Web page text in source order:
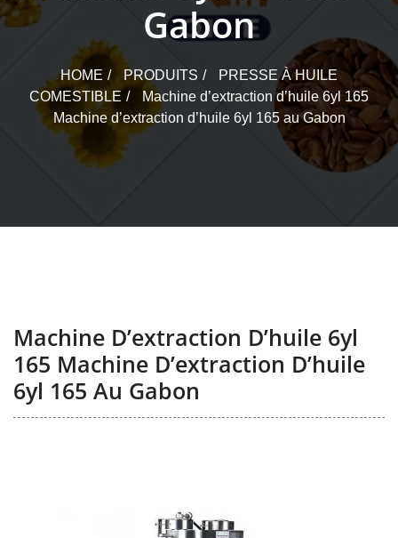
Gabon
HOME PRODUITS
PRESSE À HUILE
COMESTIBLE
Machine d’extraction d’huile 6yl 165
Machine d’extraction d’huile 6yl 165 au Gabon
Machine D’extraction D’huile 6yl
165 Machine D’extraction D’huile
6yl 165 Au Gabon